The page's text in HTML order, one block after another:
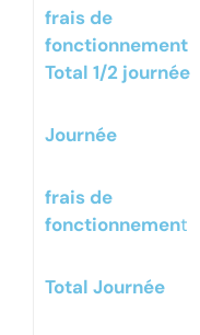
frais de
fonctionnement
Total 1/2 journée
Journée
frais de
fonctionnement
Total Journée